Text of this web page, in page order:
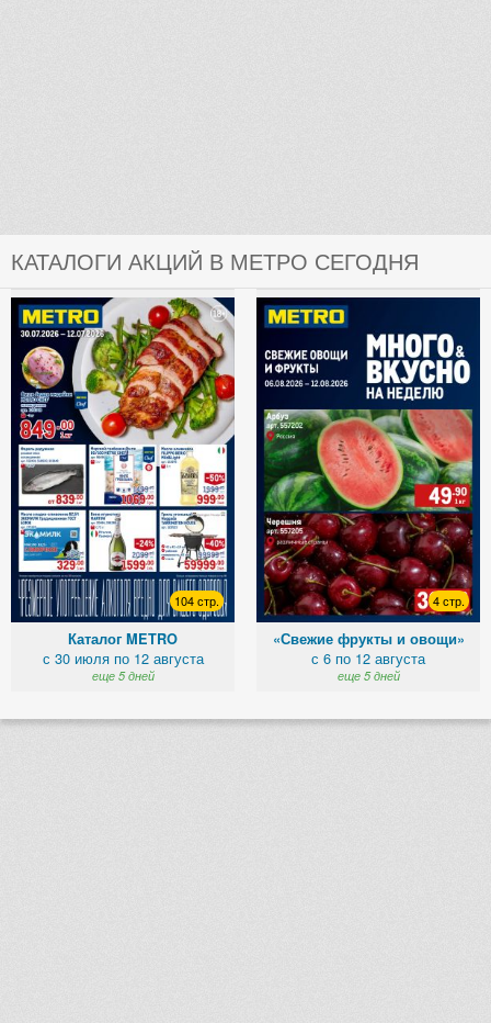
КАТАЛОГИ АКЦИЙ В МЕТРО СЕГОДНЯ
104 стр.
Каталог METRO
с 30 июля по 12 августа
еще 5 дней
4 стр.
«Свежие фрукты и овощи»
с 6 по 12 августа
еще 5 дней